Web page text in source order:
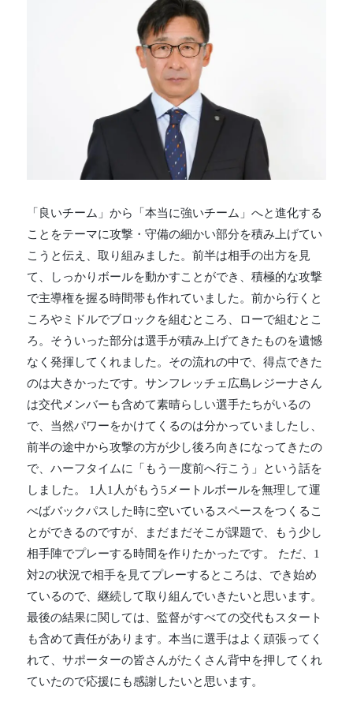
「良いチーム」から「本当に強いチーム」へと進化する
ことをテーマに攻撃・守備の細かい部分を積み上げてい
こうと伝え、取り組みました。前半は相手の出方を見
て、しっかりボールを動かすことができ、積極的な攻撃
で主導権を握る時間帯も作れていました。前から行くと
ころやミドルでブロックを組むところ、ローで組むとこ
ろ。そういった部分は選手が積み上げてきたものを遺憾
なく発揮してくれました。その流れの中で、得点できた
のは大きかったです。サンフレッチェ広島レジーナさん
は交代メンバーも含めて素晴らしい選手たちがいるの
で、当然パワーをかけてくるのは分かっていましたし、
前半の途中から攻撃の方が少し後ろ向きになってきたの
で、ハーフタイムに「もう一度前へ行こう」という話を
しました。 1人1人がもう5メートルボールを無理して運
べばバックパスした時に空いているスペースをつくるこ
とができるのですが、まだまだそこが課題で、もう少し
相手陣でプレーする時間を作りたかったです。 ただ、1
対2の状況で相手を見てプレーするところは、でき始め
ているので、継続して取り組んでいきたいと思います。
最後の結果に関しては、監督がすべての交代もスタート
も含めて責任があります。本当に選手はよく頑張ってく
れて、サポーターの皆さんがたくさん背中を押してくれ
ていたので応援にも感謝したいと思います。